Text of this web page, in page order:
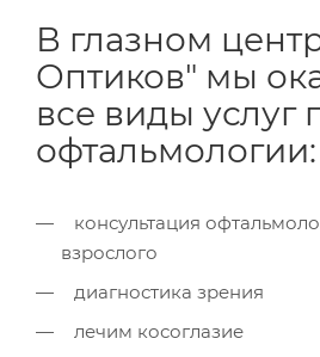
В глазном
Оптиков" мы
все виды услуг
офтальмологии:
консультация
взрослого
диагностика зрения
лечим косоглазие